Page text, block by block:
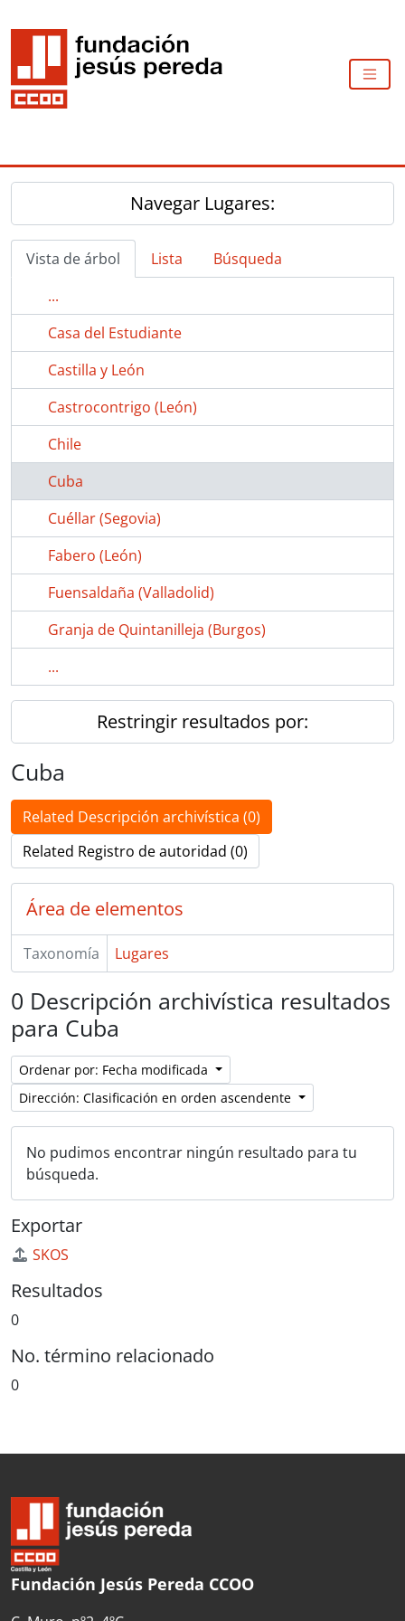
Navegar Lugares:
Vista de árbol Lista
Búsqueda
...
Casa del Estudiante
Castilla y León
Castrocontrigo (León)
Chile
Cuba
Cuéllar (Segovia)
Fabero (León)
Fuensaldaña (Valladolid)
Granja de Quintanilleja (Burgos)
...
Restringir resultados por:
Cuba
Related Descripción archivística (0)
Related Registro de autoridad (0)
Área de elementos
Taxonomía Lugares
0 Descripción archivística resultados
para Cuba
Ordenar por: Fecha modificada
Dirección: Clasificación en orden ascendente
No pudimos encontrar ningún resultado para tu
búsqueda.
Exportar
SKOS
Resultados
0
No. término relacionado
0
Fundación Jesús Pereda CCOO